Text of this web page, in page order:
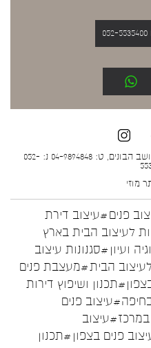
הילית קרש עיצוב ואדריכלות פנים, מושב הבונים, ט: 04-9894848 נ: 052-
מוזי
פנים#עיצוב דירת
לעיצוב הבית בארץ
ועיון #סגנונות עיצוב
הבית#מעצבת פנים
#תכנון ושיפוץ דירות
#עיצוב פנים
#עיצוב
פנים בצפון #תכנון